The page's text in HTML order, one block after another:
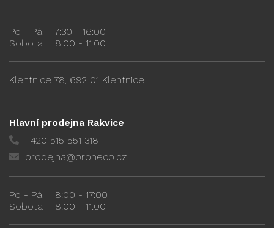
Po - Pá
7:30 - 16:00
Sobota
8:00 - 11:00
Klentnice 78, 692 01 Klentnice
Hlavní prodejna Rakvice
+420 515 551 318
prodejna@proneco.cz
Po - Pá
8:00 - 17:00
Sobota
8:00 - 11:00